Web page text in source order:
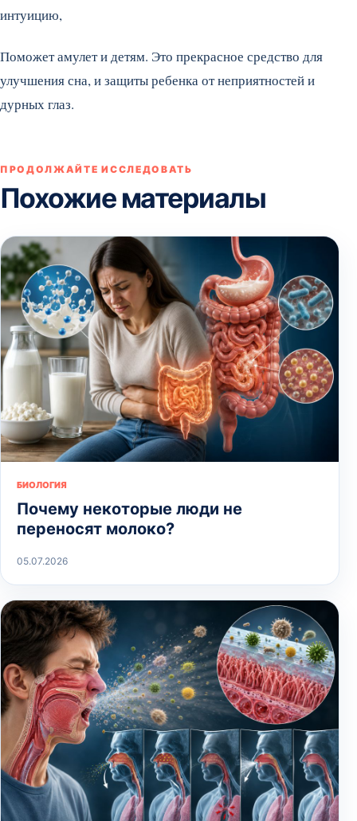
интуицию,
Поможет амулет и детям. Это прекрасное средство для
улучшения сна, и защиты ребенка от неприятностей и
дурных глаз.
ПРОДОЛЖАЙТЕ ИССЛЕДОВАТЬ
Похожие материалы
БИОЛОГИЯ
Почему некоторые люди не
переносят молоко?
05.07.2026